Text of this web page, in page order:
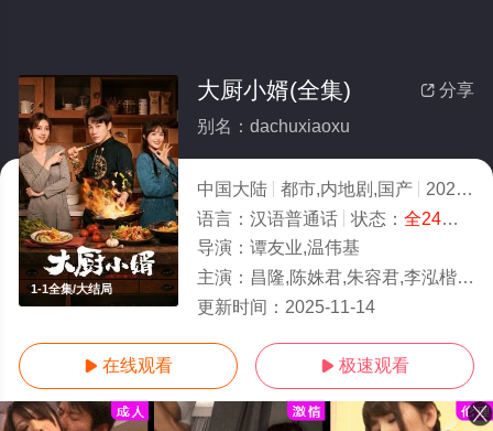
1-1全集/大结局
 分享
大厨小婿(全集)
别名：dachuxiaoxu
中国大陆 都市,内地剧,国产 2025
语言： 汉语普通话 状态： 全24集
导演： 谭友业,温伟基
主演： 昌隆,陈姝君,朱容君,李泓楷,魏晓东,姬天语,景漫,余凯宁,钟灵韬,于散,王关彭,韩姝妹,刘骐
更新时间： 2025-11-14
 在线观看  极速观看